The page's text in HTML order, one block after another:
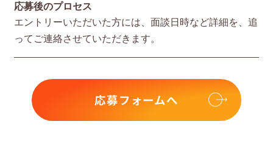
応募後のプロセス
エントリーいただいた⽅には、⾯談⽇時など詳細を、追
ってご連絡させていただきます。
応募フォームへ